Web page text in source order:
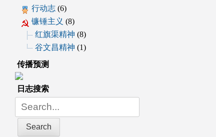
行动志 (6)
镰锤主义 (8)
红旗渠精神 (8)
谷文昌精神 (1)
传播预测
日志搜索
Search